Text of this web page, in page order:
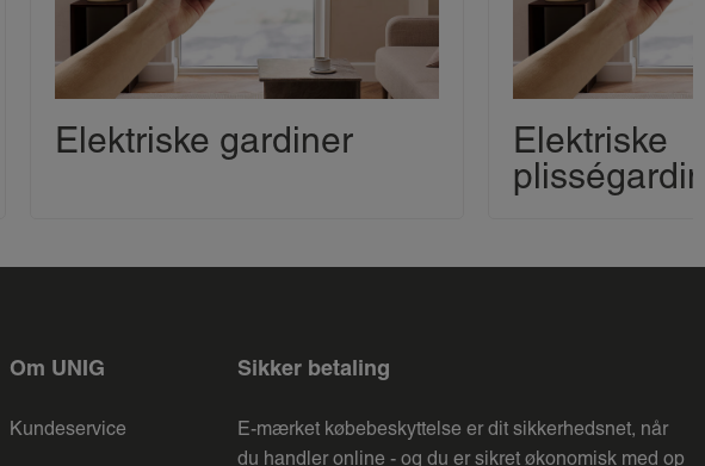
Elektriske gardiner
Elektriske
Om UNIG
Kundeservice
Sikker betaling
E-mærket købebeskyttelse er dit sikkerhedsnet, når
du handler online - og du er sikret økonomisk med op